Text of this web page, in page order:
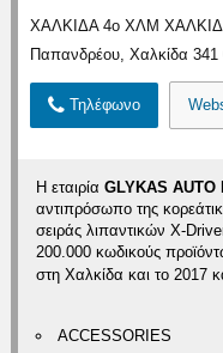
ΧΑΛΚΙΔΑ 4ο ΧΛΜ
Παπανδρέου, Χαλκίδα
Τηλέφωνο
Η εταιρία GLYKAS AUTO
αντιπρόσωπο της
σειράς λιπαντικών X-
200.000 κωδικούς
στη Χαλκίδα και το 2017
ACCESSORIES